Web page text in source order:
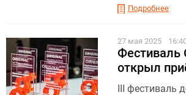
Подробнее
27 мая 2025
Фестиваль
открыл
III фестиваль